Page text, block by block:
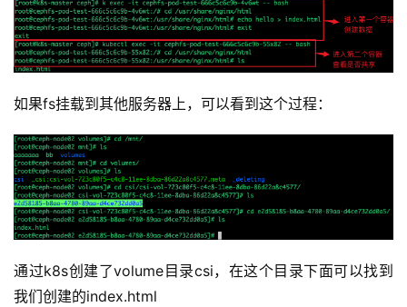
如果fs挂载到其他服务器上，可以看到这个过程：
通过k8s创建了volume目录csi，在这个目录下面可以找到
我们创建的index.html